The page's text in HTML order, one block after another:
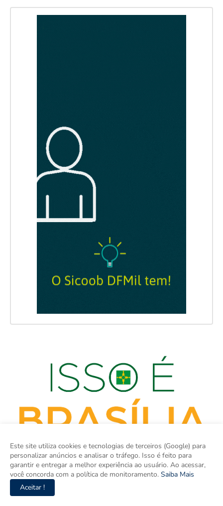
Este site utiliza cookies e tecnologias de terceiros (Google) para
personalizar anúncios e analisar o tráfego. Isso é feito para
garantir e entregar a melhor experiência ao usuário. Ao acessar,
você concorda com a política de monitoramento. Saiba Mais
Aceitar !